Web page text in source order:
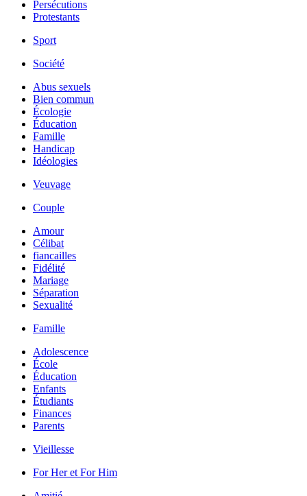
Persécutions
Protestants
Sport
Société
Abus sexuels
Bien commun
Écologie
Éducation
Famille
Handicap
Idéologies
Veuvage
Couple
Amour
Célibat
fiancailles
Fidélité
Mariage
Séparation
Sexualité
Famille
Adolescence
École
Éducation
Enfants
Étudiants
Finances
Parents
Vieillesse
For Her et For Him